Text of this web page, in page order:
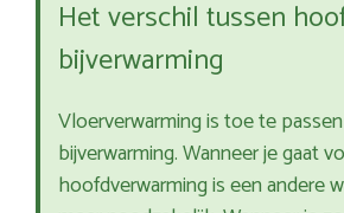
Het verschil tussen
bijverwarming
Vloerverwarming is toe te
bijverwarming. Wanneer je gaat
hoofdverwarming is een andere